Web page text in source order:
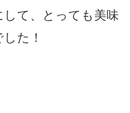
て、とっても美味
た！